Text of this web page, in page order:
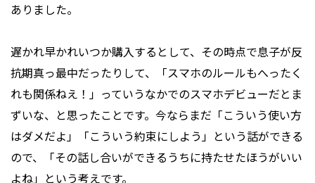
ありました。
遅かれ早かれいつか購入するとして、その時点で息子が反
抗期真っ最中だったりして、「スマホのルールもへったく
れも関係ねえ！」っていうなかでのスマホデビューだとま
ずいな、と思ったことです。今ならまだ「こういう使い方
はダメだよ」「こういう約束にしよう」という話ができる
ので、「その話し合いができるうちに持たせたほうがいい
よね」という考えです。